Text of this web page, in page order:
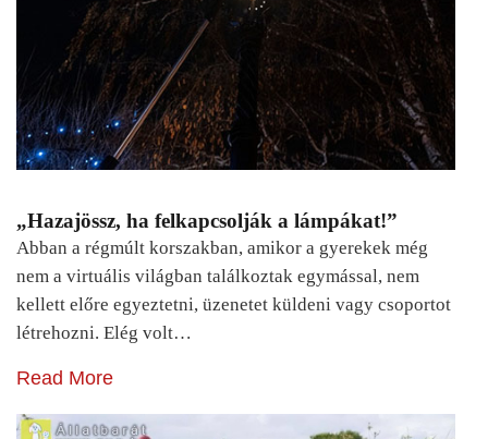
„Hazajössz, ha felkapcsolják a lámpákat!”
Abban a régmúlt korszakban, amikor a gyerekek még
nem a virtuális világban találkoztak egymással, nem
kellett előre egyeztetni, üzenetet küldeni vagy csoportot
létrehozni. Elég volt…
Read More